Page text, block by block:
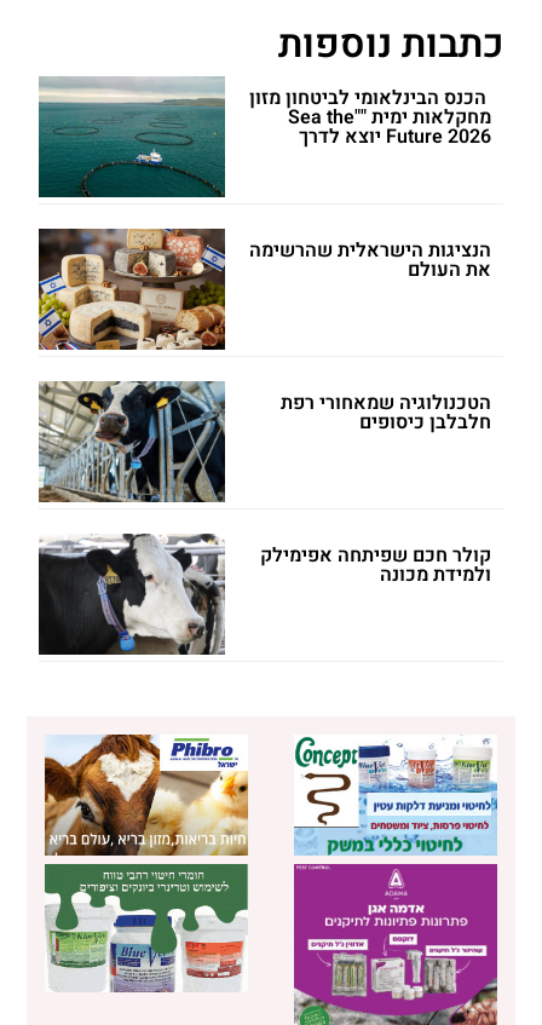
כתבות נוספות
הכנס הבינלאומי לביטחון מזון
מחקלאות ימית ""Sea the
Future 2026 יוצא לדרך
הנציגות הישראלית שהרשימה
את העולם
הטכנולוגיה שמאחורי רפת
חלבלבן כיסופים
קולר חכם שפיתחה אפימילק
ולמידת מכונה